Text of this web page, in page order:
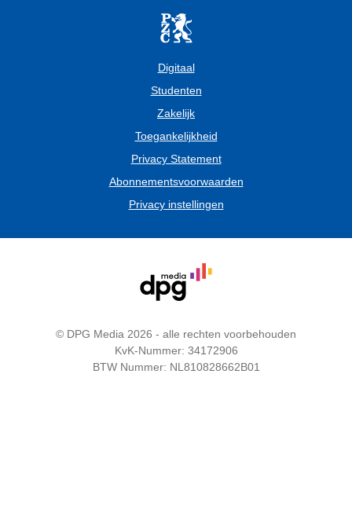
Digitaal
Studenten
Zakelijk
Toegankelijkheid
Privacy Statement
Abonnementsvoorwaarden
Privacy instellingen
© DPG Media 2026 - alle rechten voorbehouden
KvK-Nummer: 34172906
BTW Nummer: NL810828662B01